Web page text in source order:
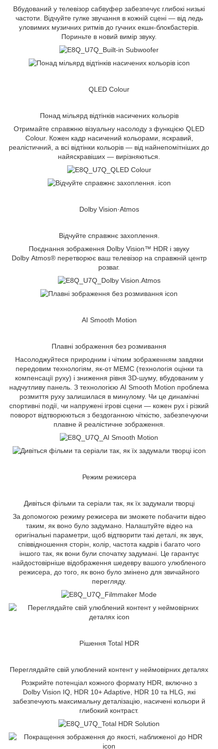
Вбудований у телевізор сабвуфер забезпечує глибокі низькі
частоти. Відчуйте гулке звучання в кожній сцені — від ледь
уловимих музичних ритмів до гучних екшн-блокбастерів.
Пориньте в новий вимір звуку.
QLED Colour
Понад мільярд відтінків насичених кольорів
Отримайте справжню візуальну насолоду з функцією QLED
Colour. Кожен кадр насичений кольорами, яскравий,
реалістичний, а всі відтінки кольорів — від найнепомітніших до
найяскравіших — вирізняються.
Dolby Vision·Atmos
Відчуйте справжнє захоплення.
Поєднання зображення Dolby Vision™ HDR і звуку
Dolby Atmos® перетворює ваш телевізор на справжній центр
розваг.
AI Smooth Motion
Плавні зображення без розмивання
Насолоджуйтеся природним і чітким зображенням завдяки
передовим технологіям, як-от MEMC (технологія оцінки та
компенсації руху) і зниження рівня 3D-шуму, вбудованим у
надчутливу панель. З технологією AI Smooth Motion проблема
розмиття руху залишилася в минулому. Чи це динамічні
спортивні події, чи напружені ігрові сцени — кожен рух і різкий
поворот відтворюються з бездоганною чіткістю, забезпечуючи
плавне й реалістичне зображення.
Режим режисера
Дивіться фільми та серіали так, як їх задумали творці
За допомогою режиму режисера ви зможете побачити відео
таким, як воно було задумано. Налаштуйте відео на
оригінальні параметри, щоб відтворити такі деталі, як звук,
співвідношення сторін, колір, частота кадрів і багато чого
іншого так, як вони були спочатку задумані. Це гарантує
найдостовірніше відображення шедевру вашого улюбленого
режисера, до того, як воно було змінено для звичайного
перегляду.
Рішення Total HDR
Переглядайте свій улюблений контент у неймовірних деталях
Розкрийте потенціал кожного формату HDR, включно з
Dolby Vision IQ, HDR 10+ Adaptive, HDR 10 та HLG, які
забезпечують максимальну деталізацію, насичені кольори й
глибокий контраст.